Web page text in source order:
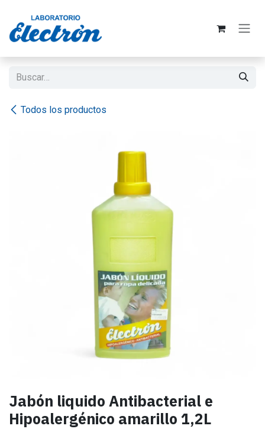
Todos los productos
Jabón liquido Antibacterial e
Hipoalergénico amarillo 1,2L